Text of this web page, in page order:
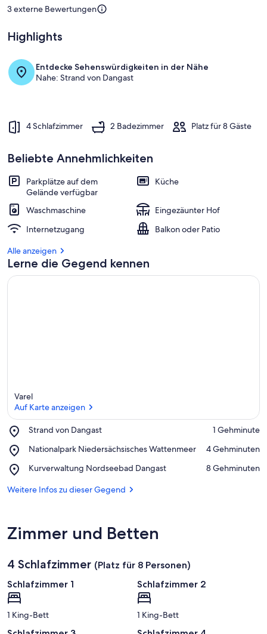
Aufgang zu den Schlafräumen
3 externe Bewertungen
Highlights
Entdecke Sehenswürdigkeiten in der Nähe
Nahe: Strand von Dangast
4 Schlafzimmer 2 Badezimmer Platz für 8 Gäste
Beliebte Annehmlichkeiten
Parkplätze auf dem
Gelände verfügbar
Küche
Waschmaschine
Eingezäunter Hof
Internetzugang
Balkon oder Patio
Alle anzeigen
Lerne die Gegend kennen
Varel
Auf Karte anzeigen
Strand von Dangast
Place,
von
‪1 Gehminute‬
Nationalpark Niedersächsisches Wattenmeer
Place,
Niedersächsisches
‪4 Gehminuten‬
Kurverwaltung Nordseebad Dangast
Place,
Nordseebad
‪8 Gehminuten‬
Weitere Infos zu dieser Gegend
Zimmer und Betten
4 Schlafzimmer (Platz für 8 Personen)
Schlafzimmer 1
1 King-Bett
Schlafzimmer 2
1 King-Bett